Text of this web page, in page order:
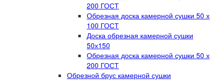
200 ГОСТ
Обрезная доска камерной сушки 50 х
100 ГОСТ
Доска обрезная камерной сушки
50х150
Обрезная доска камерной сушки 50 х
200 ГОСТ
Обрезной брус камерной сушки